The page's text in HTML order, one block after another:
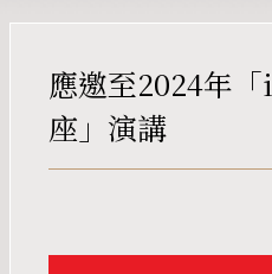
應邀至2024年
座」演講